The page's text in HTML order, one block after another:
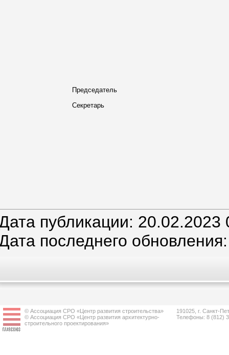
Председатель
Секретарь
публикации: 20.02.2023
последнего
© Ассоциация СРО «Центр развития строительства»
© Ассоциация СРО «Центр развития архитектурно-
строительного проектирования»
191025, г. Санкт-
Телефоны: 8 (812)